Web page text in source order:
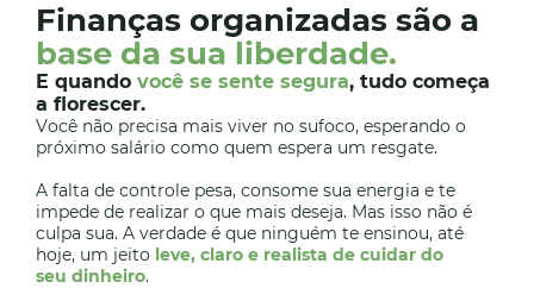
Finanças organizadas são a
base da sua liberdade.
E quando você se sente segura, tudo começa
a florescer.
Você não precisa mais viver no sufoco, esperando o
próximo salário como quem espera um resgate.
A falta de controle pesa, consome sua energia e te
impede de realizar o que mais deseja. Mas isso não é
culpa sua. A verdade é que ninguém te ensinou, até
hoje, um jeito leve, claro e realista de cuidar do
seu dinheiro.